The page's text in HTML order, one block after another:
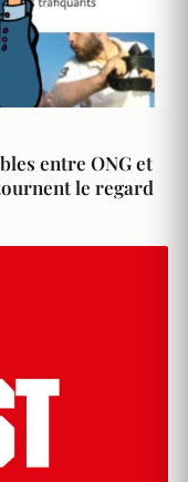
entre ONG et
le regard